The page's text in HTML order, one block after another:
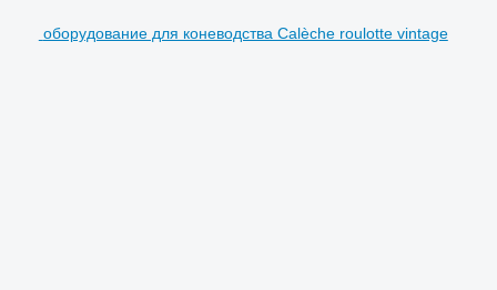
оборудование для коневодства Calèche roulotte vintage